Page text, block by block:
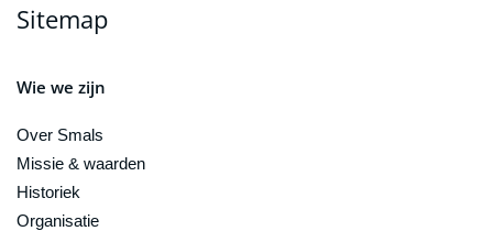
Sitemap
Wie we zijn
Over Smals
Missie & waarden
Historiek
Organisatie